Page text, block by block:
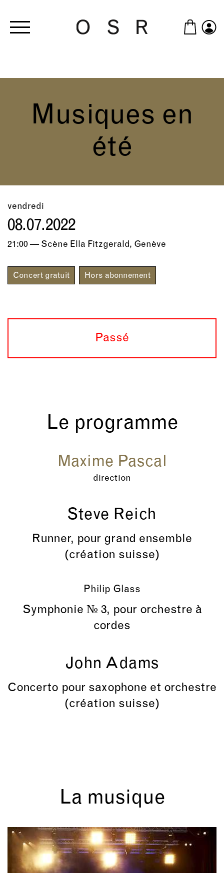
Musiques en
été
vendredi
08.07.2022
21:00 — Scène Ella Fitzgerald, Genève
Concert gratuit Hors abonnement
Passé
Le programme
Maxime Pascal
direction
Steve Reich
Runner, pour grand ensemble
(création suisse)
Philip Glass
Symphonie № 3, pour orchestre à
cordes
John Adams
Concerto pour saxophone et orchestre
(création suisse)
La musique